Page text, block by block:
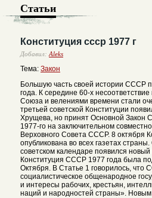
Статьи
Конституция ссср 1977 г
Добавил: Aleks
Тема: Закон
Большую часть своей истории СССР
года. К середине 60-х
Союза и велениями времени стали
третьей советской Конституции
Хрущева, но принят Основной Закон
1977-го на заключительном
Верховного Совета СССР. 8 октября
опубликована во всех газетах
советском календаре появился
Конституция СССР 1977 года была
Октября. В Статье 1 говорилось, что
социалистическое общенародное
и интересы рабочих, крестьян,
наций и народностей страны».